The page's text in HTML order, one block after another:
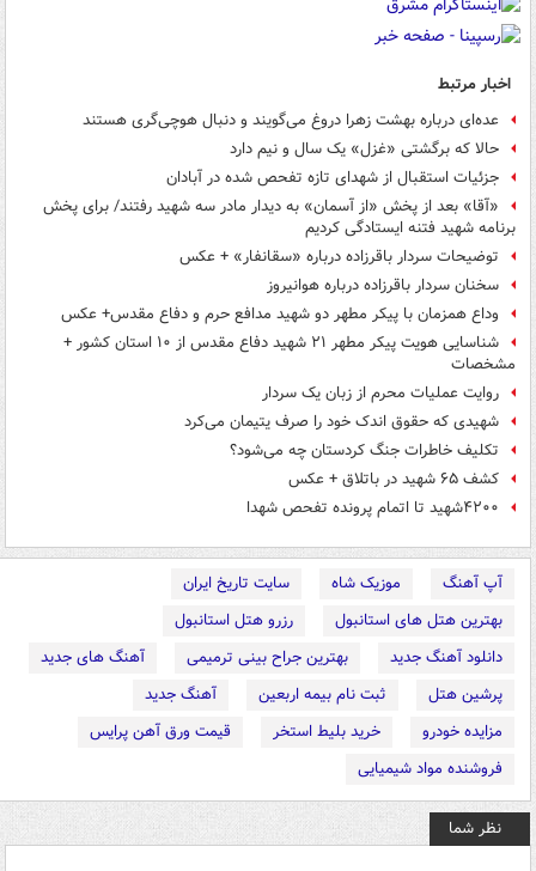
اخبار مرتبط
عده‌ای درباره بهشت زهرا دروغ می‌گویند و دنبال هوچی‌گری هستند
حالا که برگشتی «غزل» یک سال و نیم دارد
جزئیات استقبال از شهدای تازه تفحص شده در آبادان
«آقا» بعد از پخش «از آسمان» به دیدار مادر سه شهید رفتند/ برای پخش
برنامه شهید فتنه ایستادگی کردیم
توضیحات سردار باقرزاده درباره «سقانفار» + عکس
سخنان سردار باقرزاده درباره هوانیروز
وداع همزمان با پیکر مطهر دو شهید مدافع حرم و دفاع مقدس+ عکس
شناسایی هویت پیکر مطهر ۲۱ شهید دفاع مقدس از ۱۰ استان کشور +
مشخصات
روایت عملیات محرم از زبان یک سردار
شهیدی که حقوق اندک خود را صرف یتیمان می‌کرد
تکلیف خاطرات جنگ کردستان چه می‌شود؟
کشف ۶۵ شهید در باتلاق + عکس
۴۲۰۰شهید تا اتمام پرونده تفحص شهدا
آپ آهنگ موزیک شاه
سایت تاریخ ایران
بهترین هتل های استانبول
رزرو هتل استانبول
دانلود آهنگ جدید
بهترین جراح بینی ترمیمی
آهنگ های جدید
پرشین هتل
ثبت نام بیمه اربعین
آهنگ جدید
مزایده خودرو
خرید بلیط استخر
قیمت ورق آهن پرایس
فروشنده مواد شیمیایی
نظر شما